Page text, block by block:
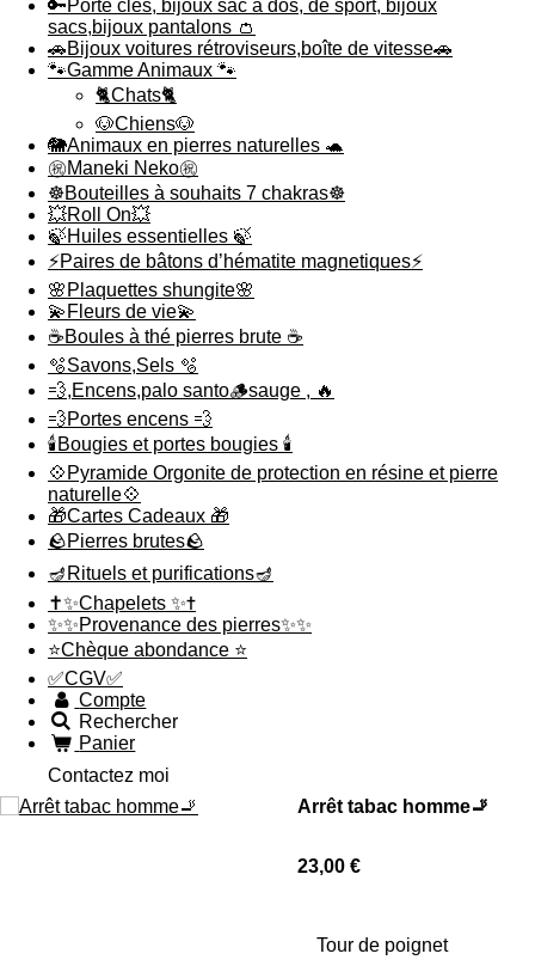
🔑Porte clés, bijoux sac à dos, de sport, bijoux
sacs,bijoux pantalons 👛
🚗Bijoux voitures rétroviseurs,boîte de vitesse🚗
🐾Gamme Animaux 🐾
🐈Chats🐈
🐶Chiens🐶
🐘Animaux en pierres naturelles 🐢
㊗️Maneki Neko㊗️
☸️Bouteilles à souhaits 7 chakras☸️
💥Roll On💥
🍃Huiles essentielles 🍃
⚡️Paires de bâtons d’hématite magnetiques⚡️
🌸Plaquettes shungite🌸
💫Fleurs de vie💫
☕️Boules à thé pierres brute ☕️
🫧Savons,Sels 🫧
💨,Encens,palo santo🪵sauge , 🔥
💨Portes encens 💨
🕯️Bougies et portes bougies 🕯️
💠Pyramide Orgonite de protection en résine et pierre
naturelle💠
🎁Cartes Cadeaux 🎁
🪨Pierres brutes🪨
🪔Rituels et purifications🪔
✝️✨Chapelets ✨✝️
✨✨Provenance des pierres✨✨
⭐️Chèque abondance ⭐️
✅CGV✅
Compte
Rechercher
Panier
Contactez moi
Arrêt tabac homme🚬
23,00 €
Tour de poignet